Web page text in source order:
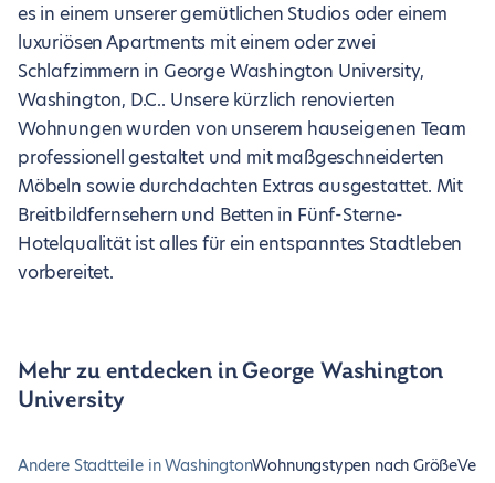
es in einem unserer gemütlichen Studios oder einem
luxuriösen Apartments mit einem oder zwei
Schlafzimmern in George Washington University,
Washington, D.C.. Unsere kürzlich renovierten
Wohnungen wurden von unserem hauseigenen Team
professionell gestaltet und mit maßgeschneiderten
Möbeln sowie durchdachten Extras ausgestattet. Mit
Breitbildfernsehern und Betten in Fünf-Sterne-
Hotelqualität ist alles für ein entspanntes Stadtleben
vorbereitet.
Mehr zu entdecken in George Washington
University
Andere Stadtteile in WashingtonWohnungstypen nach Größe